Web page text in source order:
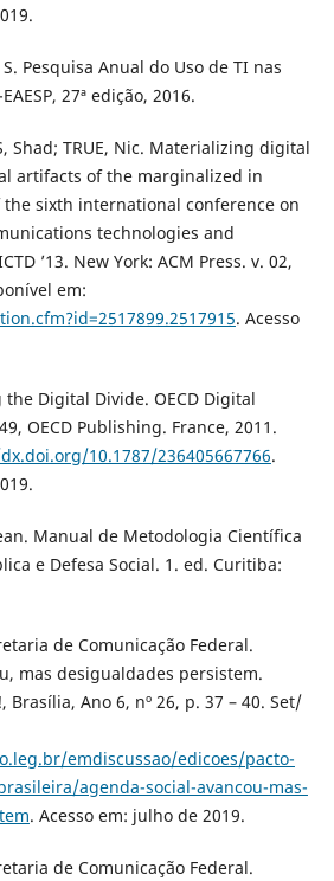
S. Pesquisa Anual do Uso de TI nas
27ª edição, 2016.
Shad; TRUE, Nic. Materializing digital
artifacts of the marginalized in
the sixth international conference on
technologies and
’13. New York: ACM Press. v. 02,
em:
. Acesso
Digital Divide. OECD Digital
OECD Publishing. France, 2011.
10.1787/236405667766.
Manual de Metodologia Científica
e Defesa Social. 1. ed. Curitiba:
de Comunicação Federal.
mas desigualdades persistem.
Brasília, Ano 6, nº 26, p. 37 – 40. Set/
emdiscussao/edicoes/pacto-
agenda-social-avancou-mas-
. Acesso em: julho de 2019.
de Comunicação Federal.